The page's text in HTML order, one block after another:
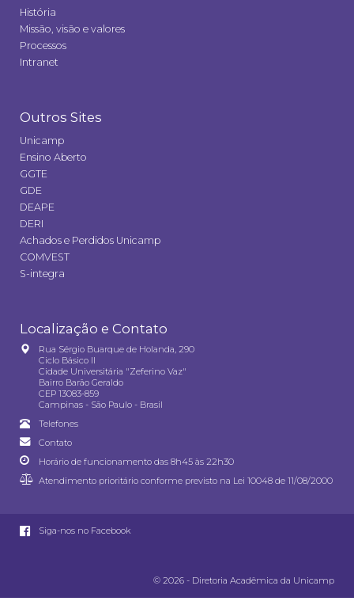
História
Missão, visão e valores
Processos
Intranet
Outros Sites
Unicamp
Ensino Aberto
GGTE
GDE
DEAPE
DERI
Achados e Perdidos Unicamp
COMVEST
S-integra
Localização e Contato
Rua Sérgio Buarque de Holanda, 290
Ciclo Básico II
Cidade Universitária "Zeferino Vaz"
Bairro Barão Geraldo
CEP 13083-859
Campinas - São Paulo - Brasil
Telefones
Contato
Horário de funcionamento das 8h45 às 22h30
Atendimento prioritário conforme previsto na Lei 10048 de 11/08/2000
Siga-nos no Facebook
© 2026 - Diretoria Acadêmica da Unicamp